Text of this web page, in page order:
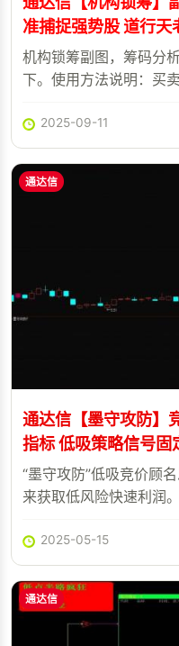
准捕捉强势股 道行天
机构锁筹副图，筹码分
下。使用方法说明：买
2025-09-11
通达信
通达信【墨守攻防】
指标 低吸策略信号固
“墨守攻防”低吸竞价顾
来获取低风险快速利润
2025-05-15
通达信